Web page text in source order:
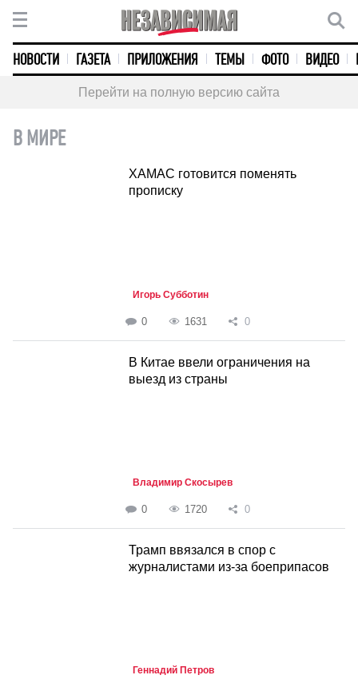
НОВОСТИ ГАЗЕТА ПРИЛОЖЕНИЯ ТЕМЫ ФОТО ВИДЕО
Перейти на полную версию сайта
В МИРЕ
ХАМАС готовится поменять
прописку
Игорь Субботин
0 1631 0
В Китае ввели ограничения на
выезд из страны
Владимир Скосырев
0 1720 0
Трамп ввязался в спор с
журналистами из-за боеприпасов
Геннадий Петров